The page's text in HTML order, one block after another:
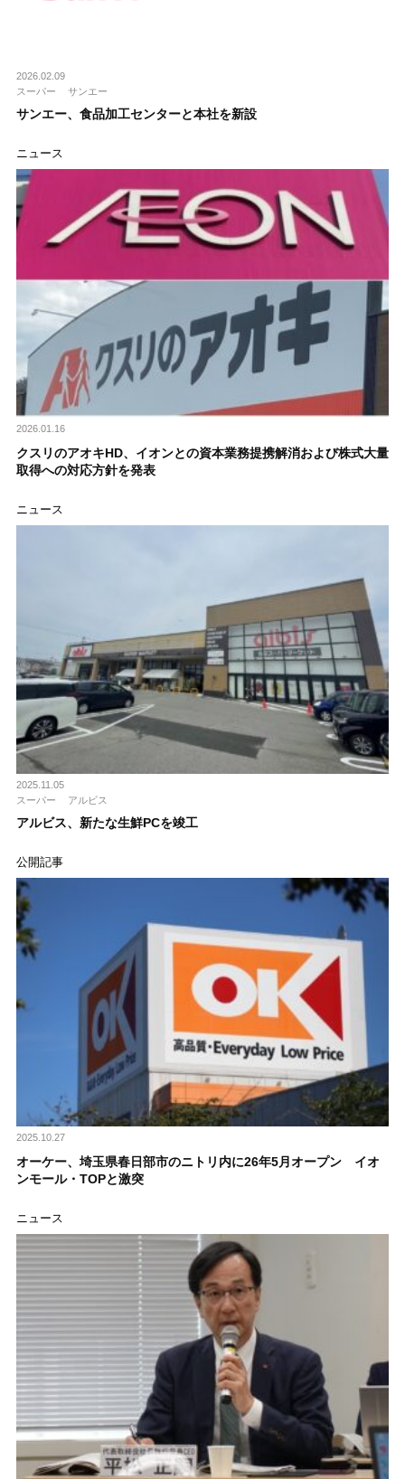
2026.02.09
スーパー
サンエー
サンエー、食品加工センターと本社を新設
ニュース
2026.01.16
クスリのアオキHD、イオンとの資本業務提携解消および株式大量
取得への対応方針を発表
ニュース
2025.11.05
スーパー
アルビス
アルビス、新たな生鮮PCを竣工
公開記事
2025.10.27
オーケー、埼玉県春日部市のニトリ内に26年5月オープン イオ
ンモール・TOPと激突
ニュース